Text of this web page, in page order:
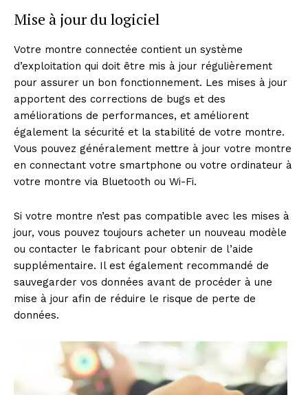
Mise à jour du logiciel
Votre montre connectée contient un système
d’exploitation qui doit être mis à jour régulièrement
pour assurer un bon fonctionnement. Les mises à jour
apportent des corrections de bugs et des
améliorations de performances, et améliorent
également la sécurité et la stabilité de votre montre.
Vous pouvez généralement mettre à jour votre montre
en connectant votre smartphone ou votre ordinateur à
votre montre via Bluetooth ou Wi-Fi.
Si votre montre n’est pas compatible avec les mises à
jour, vous pouvez toujours acheter un nouveau modèle
ou contacter le fabricant pour obtenir de l’aide
supplémentaire. Il est également recommandé de
sauvegarder vos données avant de procéder à une
mise à jour afin de réduire le risque de perte de
données.